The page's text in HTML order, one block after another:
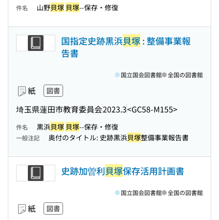
件名 山野貝塚 貝塚--保存・修復
国指定史跡黒浜貝塚: 整備事業報
告書
紙 図書
埼玉県蓮田市教育委員会2023.3<GC58-M155>
国立国会図書館 全国の図書館
件名 黒浜貝塚 貝塚--保存・修復
一般注記 奥付のタイトル: 史跡黒浜貝塚整備事業報告書
史跡加曽利貝塚保存活用計画書
紙 図書
国立国会図書館 全国の図書館